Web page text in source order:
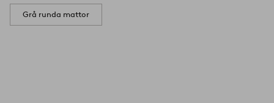
Grå runda mattor